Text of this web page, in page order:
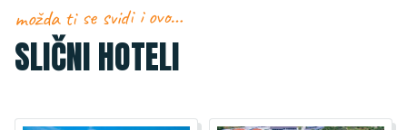
možda ti se svidi i ovo…
SLIČNI HOTELI